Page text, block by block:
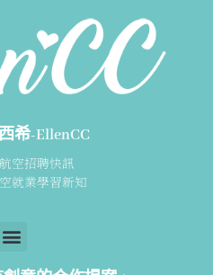
希-EllenCC
空招聘快訊
就業學習新知